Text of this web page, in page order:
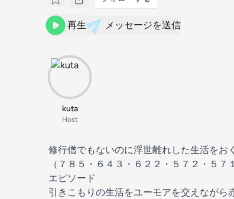
再生 メッセージを送信
kuta
Host
修行僧でもないのに浮世離れした生活をお
（７８５・６４３・６２２・５７２・５
エピソード
引きこもりの生活をユーモアを交えなが